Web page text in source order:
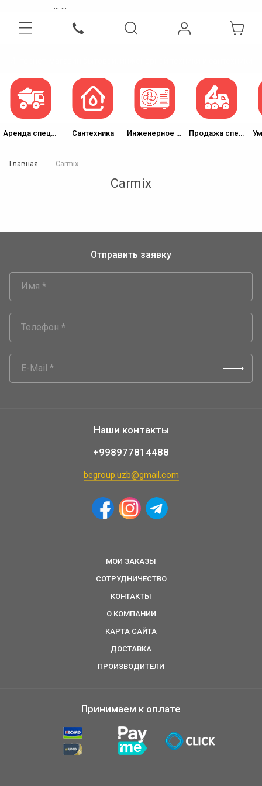
... ...
Аренда спецтехники Сантехника Инженерное оборудование Продажа спецтехники
Главная Carmix
Carmix
Отправить заявку
Наши контакты
+998977814488
begroup.uzb@gmail.com
МОИ ЗАКАЗЫ
СОТРУДНИЧЕСТВО
КОНТАКТЫ
О КОМПАНИИ
КАРТА САЙТА
ДОСТАВКА
ПРОИЗВОДИТЕЛИ
Принимаем к оплате